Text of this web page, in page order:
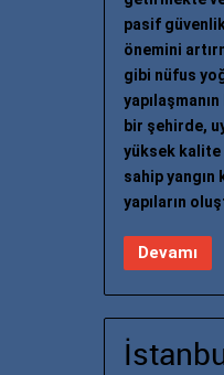
pasif
önemini
gibi nüfus
bir şehirde,
yüksek kalite
sahip yangın
yapıların
Devamı